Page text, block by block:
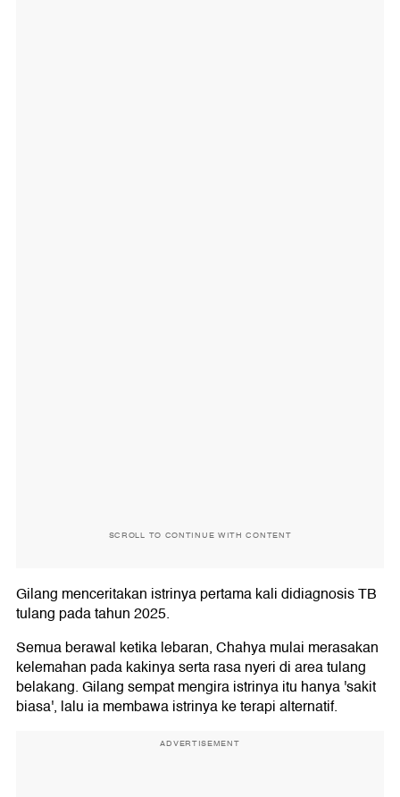
SCROLL TO CONTINUE WITH CONTENT
Gilang menceritakan istrinya pertama kali didiagnosis TB
tulang pada tahun 2025.
Semua berawal ketika lebaran, Chahya mulai merasakan
kelemahan pada kakinya serta rasa nyeri di area tulang
belakang. Gilang sempat mengira istrinya itu hanya 'sakit
biasa', lalu ia membawa istrinya ke terapi alternatif.
ADVERTISEMENT